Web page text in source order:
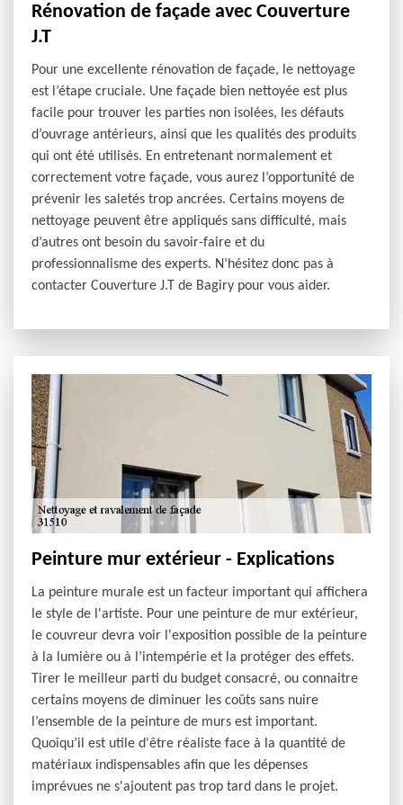
Rénovation de façade avec Couverture
J.T
Pour une excellente rénovation de façade, le nettoyage
est l’étape cruciale. Une façade bien nettoyée est plus
facile pour trouver les parties non isolées, les défauts
d’ouvrage antérieurs, ainsi que les qualités des produits
qui ont été utilisés. En entretenant normalement et
correctement votre façade, vous aurez l’opportunité de
prévenir les saletés trop ancrées. Certains moyens de
nettoyage peuvent être appliqués sans difficulté, mais
d’autres ont besoin du savoir-faire et du
professionnalisme des experts. N’hésitez donc pas à
contacter Couverture J.T de Bagiry pour vous aider.
Peinture mur extérieur - Explications
La peinture murale est un facteur important qui affichera
le style de l'artiste. Pour une peinture de mur extérieur,
le couvreur devra voir l'exposition possible de la peinture
à la lumière ou à l’intempérie et la protéger des effets.
Tirer le meilleur parti du budget consacré, ou connaitre
certains moyens de diminuer les coûts sans nuire
l’ensemble de la peinture de murs est important.
Quoiqu’il est utile d'être réaliste face à la quantité de
matériaux indispensables afin que les dépenses
imprévues ne s'ajoutent pas trop tard dans le projet.